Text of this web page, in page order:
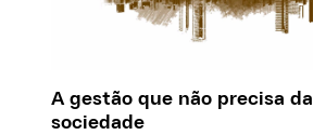
A gestão que não precisa da
sociedade